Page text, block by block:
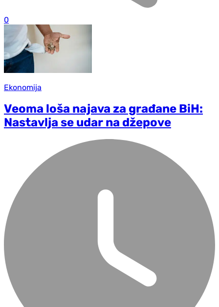
0
Ekonomija
Veoma loša najava za građane BiH:
Nastavlja se udar na džepove